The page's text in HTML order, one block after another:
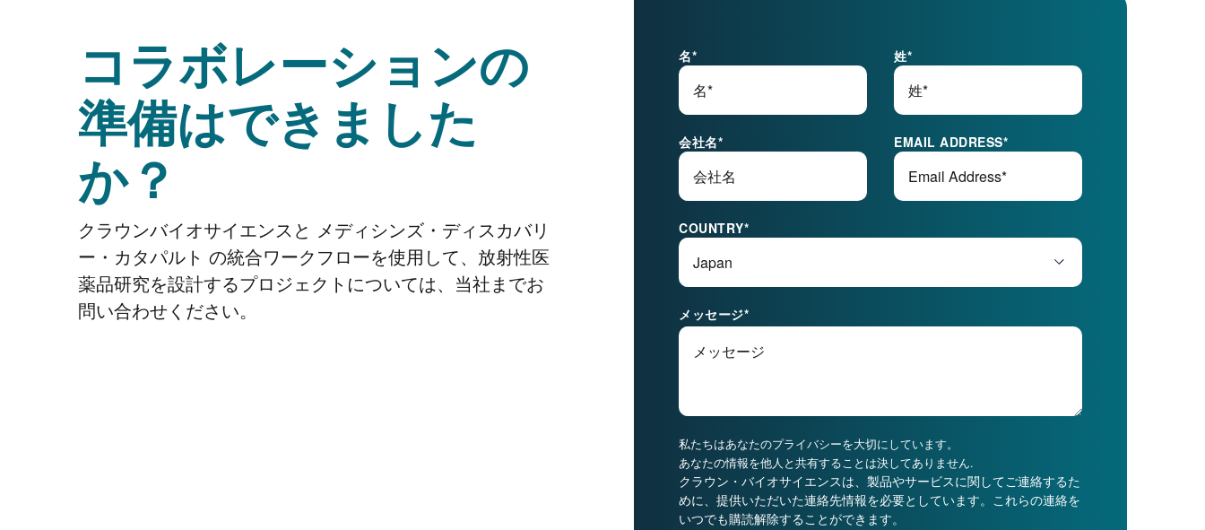
コラボレーションの
準備はできました
か？
クラウンバイオサイエンスと メディシンズ・ディスカバリ
ー・カタパルト の統合ワークフローを使用して、放射性医
薬品研究を設計するプロジェクトについては、当社までお
問い合わせください。
名* 姓*
会社名* EMAIL ADDRESS*
COUNTRY*
メッセージ*
私たちはあなたのプライバシーを大切にしています。
あなたの情報を他人と共有することは決してありません.
クラウン・バイオサイエンスは、製品やサービスに関してご連絡するた
めに、提供いただいた連絡先情報を必要としています。これらの連絡を
いつでも購読解除することができます。